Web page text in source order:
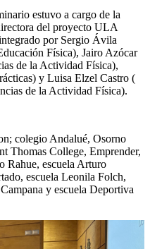
estuvo a cargo de la
del proyecto ULA
por Sergio Ávila
Física), Jairo Azócar
de la Actividad Física),
y Luisa Elzel Castro (
de la Actividad Física).
colegio Andalué, Osorno
Thomas College, Emprender,
Rahue, escuela Arturo
escuela Leonila Folch,
y escuela Deportiva